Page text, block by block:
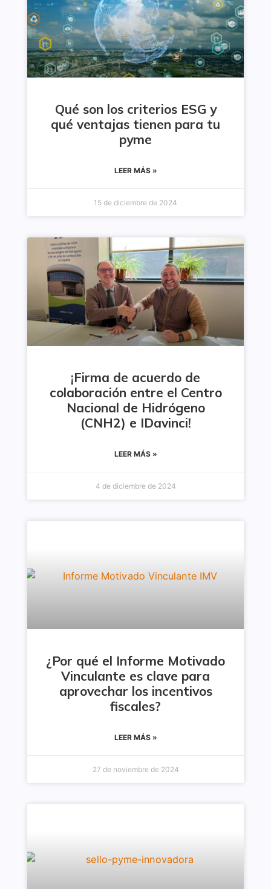
Qué son los criterios ESG y
qué ventajas tienen para tu
pyme
LEER MÁS »
15 de diciembre de 2024
¡Firma de acuerdo de
colaboración entre el Centro
Nacional de Hidrógeno
(CNH2) e IDavinci!
LEER MÁS »
4 de diciembre de 2024
¿Por qué el Informe Motivado
Vinculante es clave para
aprovechar los incentivos
fiscales?
LEER MÁS »
27 de noviembre de 2024